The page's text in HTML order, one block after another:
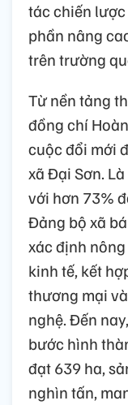
tác chiến
phần nâng
trên trường
Từ nền tảng
đồng chí
cuộc đổi mới
xã Đại Sơn.
với hơn 73%
Đảng bộ xã
xác định
kinh tế, kết
thương mại
nghệ. Đến
bước hình
đạt 639 ha,
nghìn tấn,